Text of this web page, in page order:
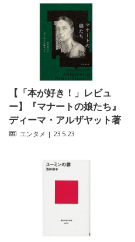
【「本が好き！」レビュ
ー】『マナートの娘たち』
ディーマ・アルザヤット著
エンタメ | 23.5.23